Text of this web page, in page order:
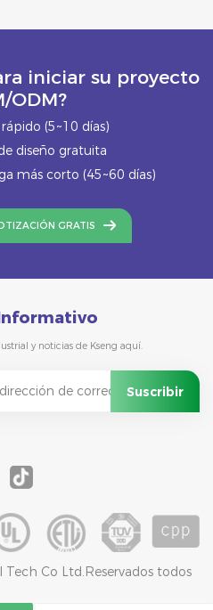
iniciar su proyecto
ODM?
(5~10 días)
diseño gratuita
más corto (45~60 días)
GRATIS
y noticias de Kseng aquí.
Co Ltd.Reservados todos